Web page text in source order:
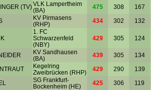
(TV)VLK Lampertheim
(BA)
475 308 167
KV Pirmasens
(RHP)
434 302 132
1. FC
Schwarzenfeld
(NBY)
429 305 124
KV Sandhausen
(BA)
439 305 134
Kegelring
Zweibrücken (RHP)
429 290 139
SG Frankfurt-
Bockenheim (HE)
425 306 119